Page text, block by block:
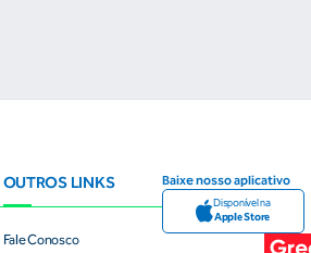
OUTROS LINKS
Fale Conosco
Baixe nosso aplicativo
Disponível na
Apple Store